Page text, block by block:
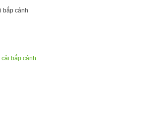
bắp cảnh